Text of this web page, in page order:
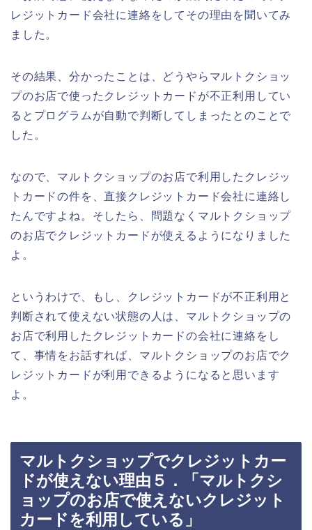
レジットカード会社に連絡をしてその理由を聞いてみ
ました。
その結果、分かったことは、どうやらマルトクショッ
プのお店で使ったクレジットカードが不正利用してい
るとプログラムが自動で判断してしまったとのことで
した。
なので、マルトクショップのお店で利用したクレジッ
トカードの件を、直接クレジットカード会社に連絡し
たんですよね。そしたら、問題なくマルトクショップ
のお店でクレジットカードが使えるようになりました
よ。
というわけで、もし、クレジットカードが不正利用と
判断されて使えない状態の人は、マルトクショップの
お店で利用したクレジットカードの会社に連絡をし
て、事情をお話すれば、マルトクショップのお店でク
レジットカードが利用できるようになると思います
よ。
マルトクショップでクレジットカー
ドが使えない理由５．「マルトクシ
ョップのお店で使えないクレジット
カードを利用している」